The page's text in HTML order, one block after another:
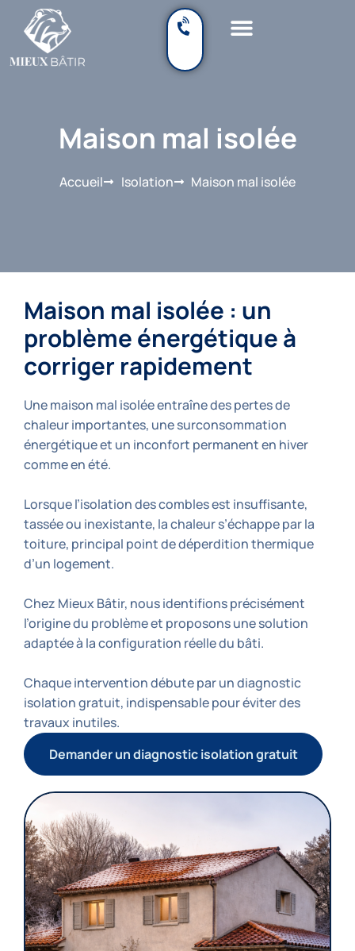
Maison mal isolée
Accueil Isolation Maison mal isolée
Maison mal isolée : un
problème énergétique à
corriger rapidement
Une maison mal isolée entraîne des pertes de
chaleur importantes, une surconsommation
énergétique et un inconfort permanent en hiver
comme en été.
Lorsque l’isolation des combles est insuffisante,
tassée ou inexistante, la chaleur s’échappe par la
toiture, principal point de déperdition thermique
d’un logement.
Chez Mieux Bâtir, nous identifions précisément
l’origine du problème et proposons une solution
adaptée à la configuration réelle du bâti.
Chaque intervention débute par un diagnostic
isolation gratuit, indispensable pour éviter des
travaux inutiles.
Demander un diagnostic isolation gratuit